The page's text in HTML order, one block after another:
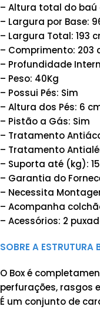
– Altura total do baú
– Largura por Base:
– Largura Total: 193
– Comprimento: 203
– Profundidade
– Peso: 40Kg
– Possui Pés: Sim
– Altura dos Pés: 6
– Pistão a Gás: Sim
– Tratamento
– Tratamento
– Suporta até (kg):
– Garantia do
– Necessita
– Acompanha
– Acessórios: 2
SOBRE A ESTRUTURA
O Box é
perfurações, rasgos
É um conjunto de